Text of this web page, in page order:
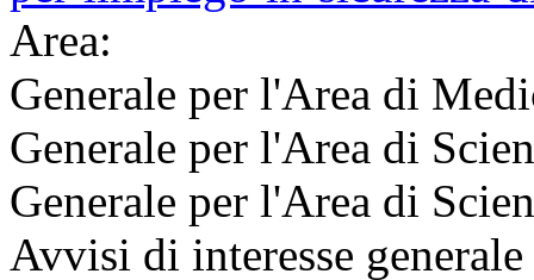
Area:
Generale per l'Area di
Generale per l'Area di
Generale per l'Area di
Avvisi di interesse